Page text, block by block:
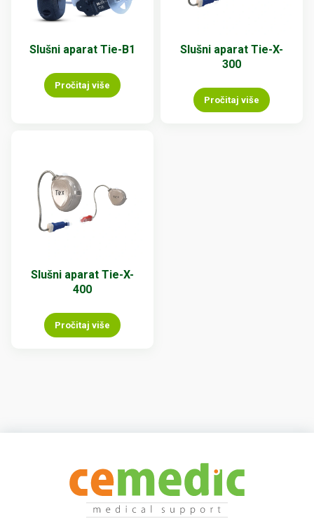
Slušni aparat Tie-B1
Pročitaj više
Slušni aparat Tie-X-
300
Pročitaj više
Slušni aparat Tie-X-
400
Pročitaj više